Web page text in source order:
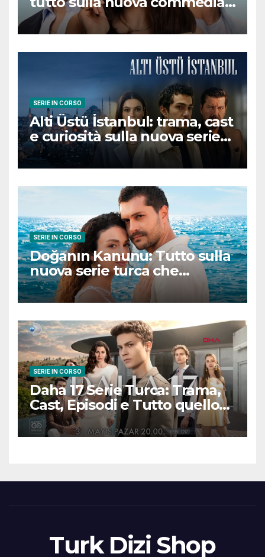
romantica turca che
conquisterà il pubblico
SERIE IN CORSO
Alti Üstü İstanbul: trama, cast
e curiosità sulla nuova serie
turca ambientata a Ziyanker
SERIE IN CORSO
Doğanın Kanunu: Tutto sulla
nuova serie turca che
promette emozioni e colpi di
scena
SERIE IN CORSO
Daha 17 Serie Turca: Trama,
Cast, Episodi e Tutto quello
che Devi Sapere
Turk Dizi Shop